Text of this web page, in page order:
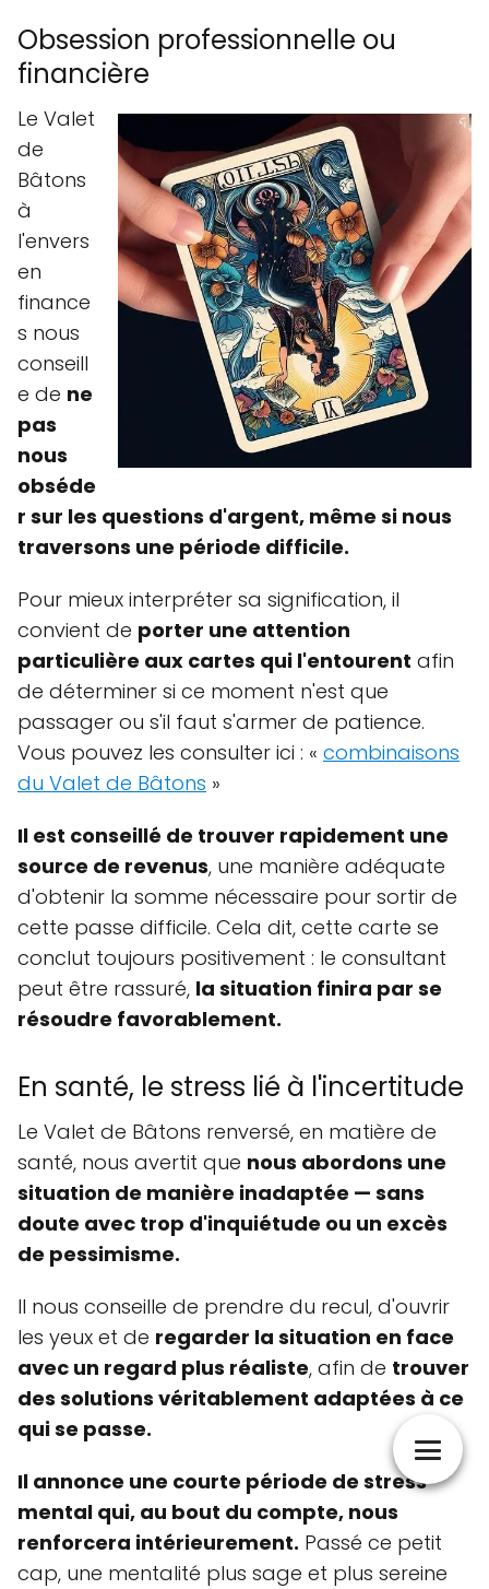
Obsession professionnelle ou
financière
Le Valet
de
Bâtons
à
l'envers
en
finance
s nous
conseill
e de ne
pas
nous
obséde
r sur les questions d'argent, même si nous
traversons une période difficile.
Pour mieux interpréter sa signification, il
convient de porter une attention
particulière aux cartes qui l'entourent afin
de déterminer si ce moment n'est que
passager ou s'il faut s'armer de patience.
Vous pouvez les consulter ici : « combinaisons
du Valet de Bâtons »
Il est conseillé de trouver rapidement une
source de revenus, une manière adéquate
d'obtenir la somme nécessaire pour sortir de
cette passe difficile. Cela dit, cette carte se
conclut toujours positivement : le consultant
peut être rassuré, la situation finira par se
résoudre favorablement.
En santé, le stress lié à l'incertitude
Le Valet de Bâtons renversé, en matière de
santé, nous avertit que nous abordons une
situation de manière inadaptée — sans
doute avec trop d'inquiétude ou un excès
de pessimisme.
Il nous conseille de prendre du recul, d'ouvrir
les yeux et de regarder la situation en face
avec un regard plus réaliste, afin de trouver
des solutions véritablement adaptées à ce
qui se passe.
Il annonce une courte période de stress
mental qui, au bout du compte, nous
renforcera intérieurement. Passé ce petit
cap, une mentalité plus sage et plus sereine